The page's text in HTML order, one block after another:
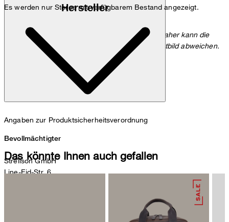
Es werden nur Stores mit verfügbarem Bestand angezeigt.
Hinweis zur Farbe: Leder ist ein Naturprodukt. Daher kann die
Farbe leicht von der Darstellung auf dem Produktbild abweichen.
Hersteller
Angaben zur Produktsicherheitsverordnung
Bevollmächtigter
Strellson GmbH
Line-Eid-Str. 6
Das könnte Ihnen auch gefallen